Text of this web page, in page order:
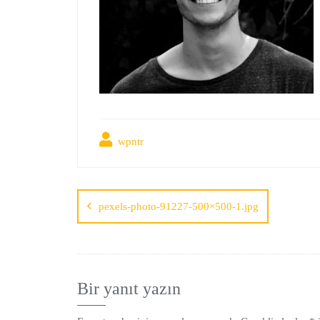
wpntr
pexels-photo-91227-500×500-1.jpg
Bir yanıt yazın